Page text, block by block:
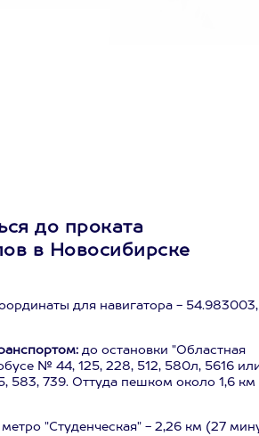
до проката
в Новосибирске
для навигатора - 54.983003,
до остановки "Областная
№ 44, 125, 228, 512, 580л, 5616
583, 739. Оттуда пешком около 1,6 км
метро "Студенческая" - 2,26 км (27